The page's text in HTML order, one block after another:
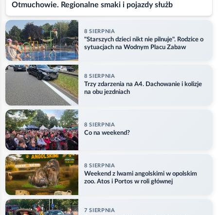
Otmuchowie. Regionalne smaki i pojazdy służb
8 SIERPNIA
"Starszych dzieci nikt nie pilnuje". Rodzice o
sytuacjach na Wodnym Placu Zabaw
8 SIERPNIA
Trzy zdarzenia na A4. Dachowanie i kolizje
na obu jezdniach
8 SIERPNIA
Co na weekend?
8 SIERPNIA
Weekend z lwami angolskimi w opolskim
zoo. Atos i Portos w roli głównej
7 SIERPNIA